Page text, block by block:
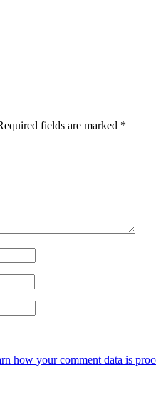
fields are marked *
how your comment data is